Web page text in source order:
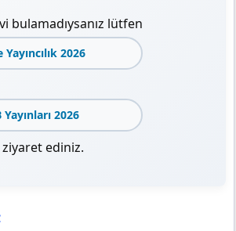
bulamadıysanız lütfen
Yayıncılık 2026
Yayınları 2026
ediniz.